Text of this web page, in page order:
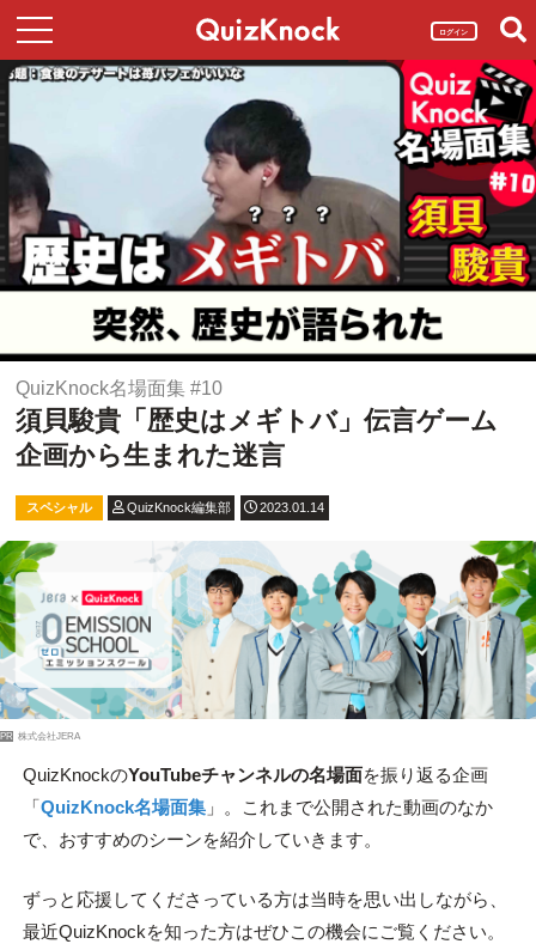
ログイン
QuizKnock名場面集 #10
須貝駿貴「歴史はメギトバ」伝言ゲーム
企画から生まれた迷言
スペシャル QuizKnock編集部 2023.01.14
PR 株式会社JERA
QuizKnockのYouTubeチャンネルの名場面を振り返る企画
「QuizKnock名場面集」。これまで公開された動画のなか
で、おすすめのシーンを紹介していきます。
ずっと応援してくださっている方は当時を思い出しながら、
最近QuizKnockを知った方はぜひこの機会にご覧ください。